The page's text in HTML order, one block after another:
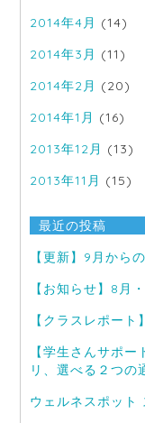
2014年4月 (14)
2014年3月 (11)
2014年2月 (20)
2014年1月 (16)
2013年12月 (13)
2013年11月 (15)
最近の投稿
【更新】9月から
【お知らせ】8月
【クラスレポー
【学生さんサポ
リ、選べる２つの
ウェルネスポット